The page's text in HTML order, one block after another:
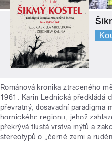
Románová kronika ztraceného
1961. Karin Lednická předkládá
převratný, dosavadní paradigma
hornického regionu, jehož
překrývá tlustá vrstva mýtů a
stereotypů o „černé zemi a